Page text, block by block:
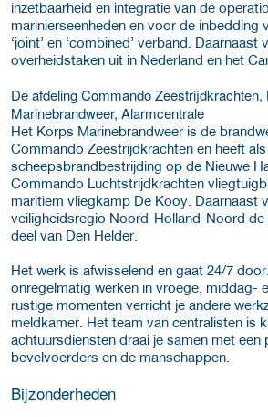
inzetbaarheid en integratie van de
marinierseenheden en voor de inbedding
‘joint’ en ‘combined’ verband.
overheidstaken uit in Nederland en het
De afdeling Commando Zeestrijdkrachten,
Marinebrandweer, Alarmcentrale
Het Korps Marinebrandweer is de
Commando Zeestrijdkrachten en heeft
scheepsbrandbestrijding op de Nieuwe
Commando Luchtstrijdkrachten
maritiem vliegkamp De Kooy. Daarnaast
veiligheidsregio Noord-Holland-Noord de
deel van Den Helder.
Het werk is afwisselend en gaat 24/7
onregelmatig werken in vroege, middag-
rustige momenten verricht je andere
meldkamer. Het team van centralisten is
achtuursdiensten draai je samen met een
bevelvoerders en de manschappen.
Bijzonderheden